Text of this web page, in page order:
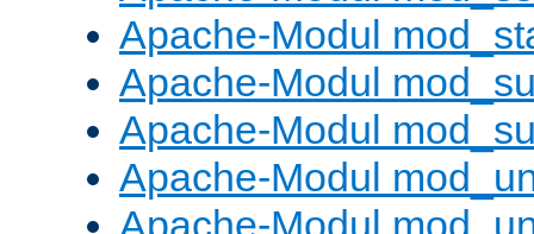
Apache-Modul
Apache-Modul
Apache-Modul
Apache-Modul
Apache-Modul